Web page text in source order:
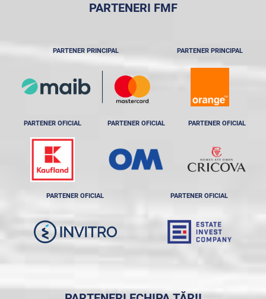
PARTENERI FMF
PARTENER PRINCIPAL PARTENER PRINCIPAL
PARTENER OFICIAL PARTENER OFICIAL PARTENER OFICIAL
PARTENER OFICIAL PARTENER OFICIAL